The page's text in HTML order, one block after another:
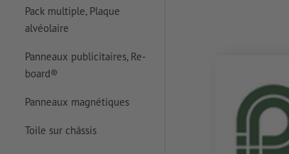
Pack multiple, Plaque
alvéolaire
Panneaux publicitaires, Re-
board®
Panneaux magnétiques
Toile sur châssis